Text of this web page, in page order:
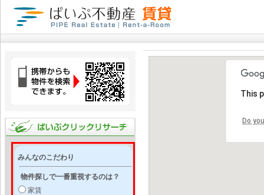
みんなのこだわり
物件探しで一番重視するのは？
家賃
This
Do